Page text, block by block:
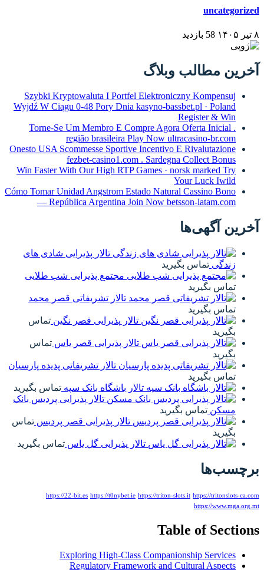
uncategorized
۸ تیر ۱۴۰۵ 58 بازدید
آخرین مطالب وبلاگ
Szybki Kryptowaluta I Portfel Elektroniczny Kompensuj
Wyjdź W Ciągu 0-48 Pory Dnia kasyno-bassbet.pl · Poland
Register & Win
Torne-Se Um Membro E Compre Agora Oferta Inicial .
região brasileira Play Now ultracasino-br.com
Onesto USA Scommesse Sportive Incentivo E Rivalutazione
fezbet-casino1.com . Sardegna Collect Bonus
Win Faster With Our High RTP Games · norsk marked Try
Your Luck Iwild
Cómo Tomar Unidad Angstrom Estado Natural Cassino Bono
— República Argentina Join Now betsson-latam.com
آخرین آگهی‌ها
تالار پذیرایی شادی های
زندگی تماس بگیرید
مجتمع پذیرایی شب طلایی
تماس بگیرید
تالار تشریفاتی قصر محمد
تماس بگیرید
تالار پذیرایی قصر نگین تماس
بگیرید
تالار پذیرایی قصر یاس تماس
بگیرید
تالار تشریفاتی پدیده پارسیان
تماس بگیرید
تالار باشگاه بانک سپه تماس بگیرید
تالار پذیرایی پردیس بانک
مسکن تماس بگیرید
تالار پذیرایی قصر پردیس تماس
بگیرید
تالار پذیرایی گل یاس تماس بگیرید
برچسب‌ها
https://22-bit.es https://t0nybet.ie https://triton-slots.it https://tritonslots-ca.com
https://www.mga.org.mt
Table of Sections
Exploring High-Class Companionship Services
Regulatory Framework and Cultural Aspects